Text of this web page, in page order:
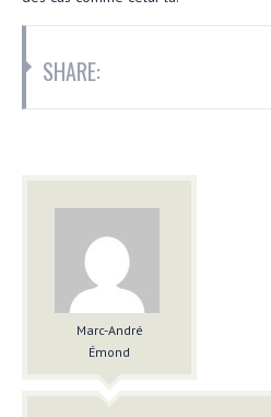
SHARE:
Marc-André
Émond